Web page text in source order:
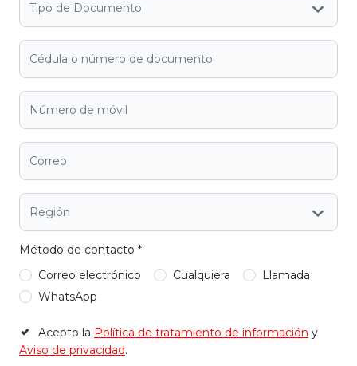
Tipo de Documento
Región
Método de contacto *
Correo electrónico
Cualquiera
Llamada
WhatsApp
Acepto la Política de tratamiento de información y
Aviso de privacidad.